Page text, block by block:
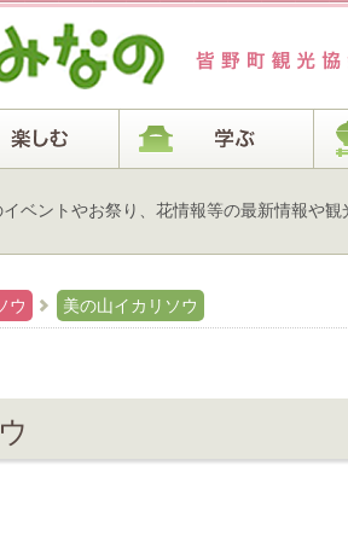
ベントやお祭り、花情報等の最新情報や観
ウ 美の山イカリソウ